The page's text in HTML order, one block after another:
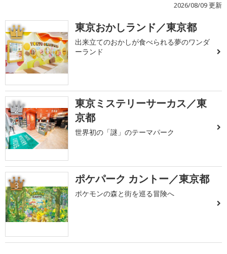
2026/08/09 更新
1 東京おかしランド／東京都
出来立てのおかしが食べられる夢のワンダ
ーランド
2
東京ミステリーサーカス／東
京都
世界初の「謎」のテーマパーク
3 ポケパーク カントー／東京都
ポケモンの森と街を巡る冒険へ